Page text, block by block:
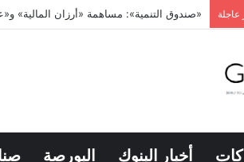
عاجلة 26.3 % ارتفاعاً بفاتورة دعم التموين خلال يونيو الماضي
أخبار البنوك البورصة